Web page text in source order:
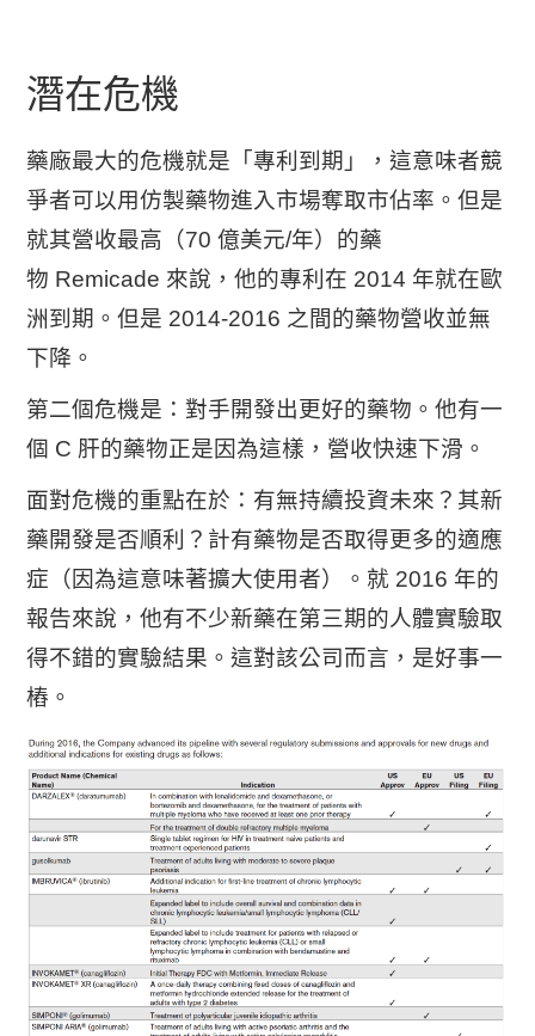
潛在危機
藥廠最大的危機就是「專利到期」，這意味者競
爭者可以用仿製藥物進入市場奪取市佔率。但是
就其營收最高（70 億美元/年）的藥
物 Remicade 來說，他的專利在 2014 年就在歐
洲到期。但是 2014-2016 之間的藥物營收並無
下降。
第二個危機是：對手開發出更好的藥物。他有一
個 C 肝的藥物正是因為這樣，營收快速下滑。
面對危機的重點在於：有無持續投資未來？其新
藥開發是否順利？計有藥物是否取得更多的適應
症（因為這意味著擴大使用者）。就 2016 年的
報告來說，他有不少新藥在第三期的人體實驗取
得不錯的實驗結果。這對該公司而言，是好事一
樁。